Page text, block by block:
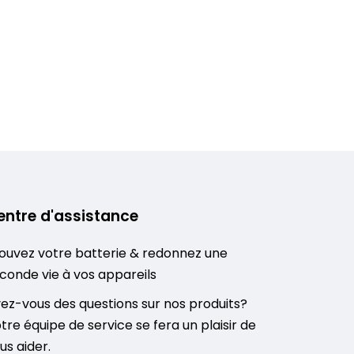
d'assistance
votre batterie & redonnez une
vie à vos appareils
vous des questions sur nos produits?
équipe de service se fera un plaisir de
aider.